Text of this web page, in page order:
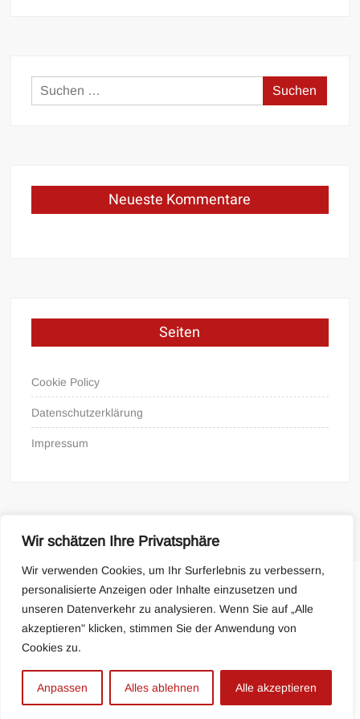
Wir schätzen Ihre Privatsphäre
Wir verwenden Cookies, um Ihr Surferlebnis zu verbessern,
personalisierte Anzeigen oder Inhalte einzusetzen und
unseren Datenverkehr zu analysieren. Wenn Sie auf „Alle
akzeptieren" klicken, stimmen Sie der Anwendung von
Cookies zu.
Anpassen Alles ablehnen Alle akzeptieren
Suchen
nach:
Neueste Kommentare
Seiten
Cookie Policy
Datenschutzerklärung
Impressum
Cookie Policy Impressum
Datenschutzerklärung